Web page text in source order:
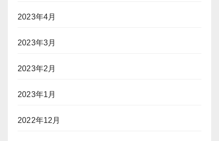
2023年4月
2023年3月
2023年2月
2023年1月
2022年12月